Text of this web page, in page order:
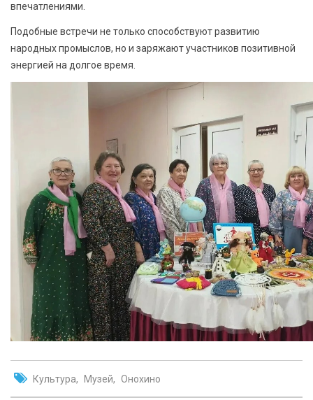
впечатлениями.
Подобные встречи не только способствуют развитию
народных промыслов, но и заряжают участников позитивной
энергией на долгое время.
Культура Музей Онохино